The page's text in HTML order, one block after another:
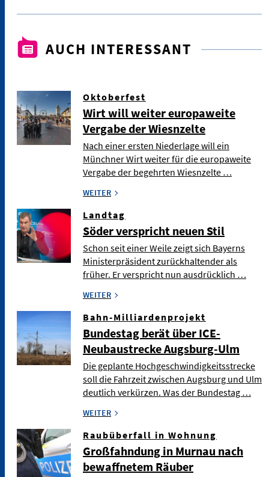
AUCH INTERESSANT
Oktoberfest
Wirt will weiter europaweite
Vergabe der Wiesnzelte
Nach einer ersten Niederlage will ein
Münchner Wirt weiter für die europaweite
Vergabe der begehrten Wiesnzelte …
WEITER
Landtag
Söder verspricht neuen Stil
Schon seit einer Weile zeigt sich Bayerns
Ministerpräsident zurückhaltender als
früher. Er verspricht nun ausdrücklich …
WEITER
Bahn-Milliardenprojekt
Bundestag berät über ICE-
Neubaustrecke Augsburg-Ulm
Die geplante Hochgeschwindigkeitsstrecke
soll die Fahrzeit zwischen Augsburg und Ulm
deutlich verkürzen. Was der Bundestag …
WEITER
Raubüberfall in Wohnung
Großfahndung in Murnau nach
bewaffnetem Räuber